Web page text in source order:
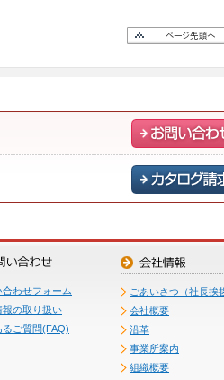
合わせフォーム
報の取り扱い
るご質問(FAQ)
ごあいさつ（社長挨
会社概要
沿革
事業所案内
組織概要